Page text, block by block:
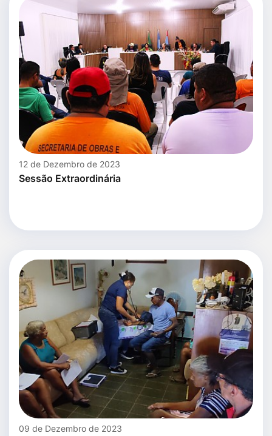
12 de Dezembro de 2023
Sessão Extraordinária
09 de Dezembro de 2023